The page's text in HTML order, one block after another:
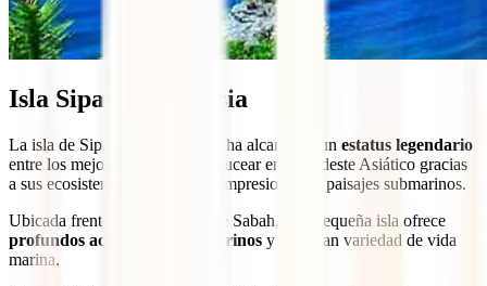
Isla Sipadan, Malasia
La isla de Sipadan, en Malasia, ha alcanzado un estatus legendario
entre los mejores lugares para bucear en el Sudeste Asiático gracias
a sus ecosistemas únicos y sus impresionantes paisajes submarinos.
Ubicada frente a la costa este de Sabah, esta pequeña isla ofrece
profundos acantilados submarinos y una gran variedad de vida
marina.